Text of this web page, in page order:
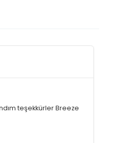
teşekkürler Breeze